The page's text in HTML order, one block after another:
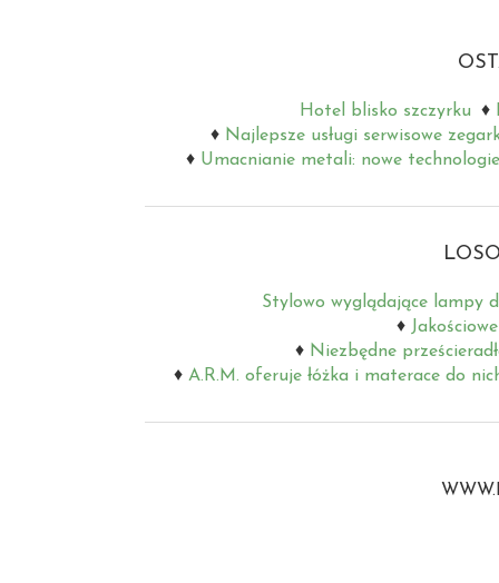
Hotel blisko szczyrku
Najlepsze usługi serwisowe
Umacnianie metali: nowe
Stylowo wyglądające lampy
Niezbędne
A.R.M. oferuje łóżka i materace do